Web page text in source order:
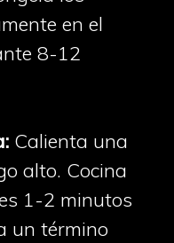
en el
8-12
Calienta una
alto. Cocina
1-2 minutos
un término